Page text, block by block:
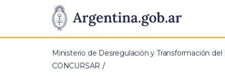
Presidencia
de
Pasar al contenido principal
Ministerio de Desregulación y Transformación del
CONCURSAR